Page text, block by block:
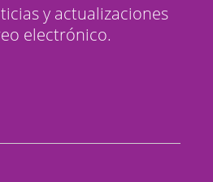
y actualizaciones
electrónico.